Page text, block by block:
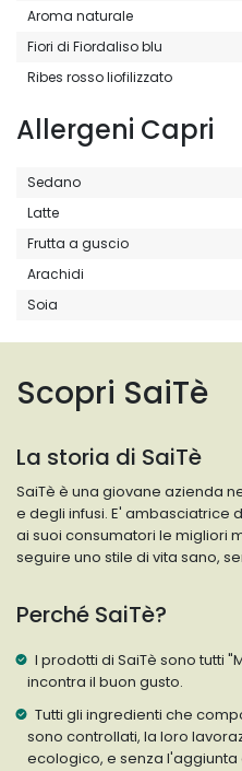
Aroma naturale
Fiori di Fiordaliso blu
Ribes rosso liofilizzato
Allergeni Capri
Sedano
Latte
Frutta a guscio
Arachidi
Soia
Scopri SaiTè
La storia di SaiTè
SaiTè è una giovane azienda
e degli infusi. E' ambasciatrice
ai suoi consumatori le migliori
seguire uno stile di vita sano,
Perché SaiTè?
I prodotti di SaiTè sono tutti
incontra il buon gusto.
Tutti gli ingredienti che
sono controllati, la loro
ecologico, e senza l'aggiunta